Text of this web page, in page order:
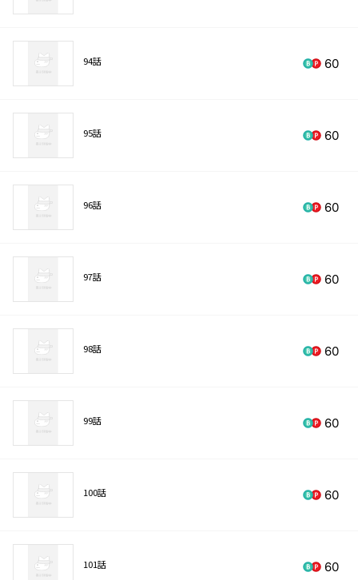
94話 60
95話 60
96話 60
97話 60
98話 60
99話 60
100話 60
101話 60